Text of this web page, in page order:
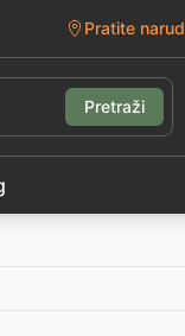
Pratite
Pretraži